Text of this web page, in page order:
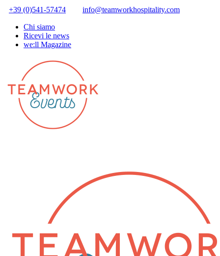
+39 (0)541-57474 info@teamworkhospitality.com
Chi siamo
Ricevi le news
we:ll Magazine